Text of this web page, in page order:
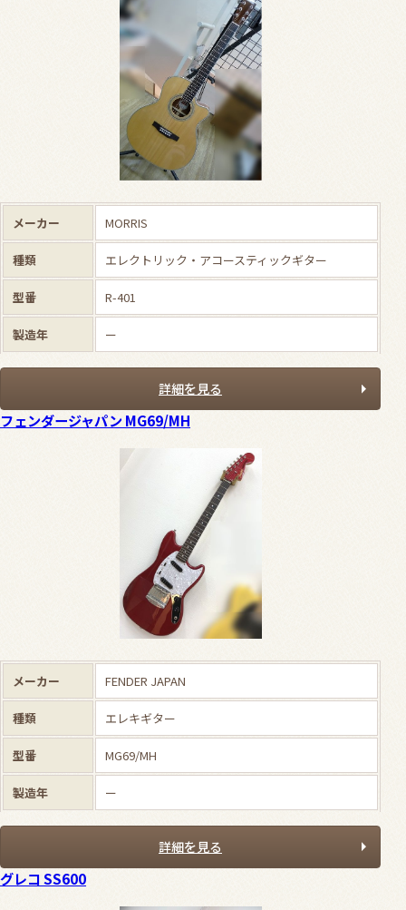
メーカー MORRIS
種類 エレクトリック・アコースティックギター
型番 R-401
製造年 ー
詳細を見る
フェンダージャパン MG69/MH
メーカー FENDER JAPAN
種類 エレキギター
型番 MG69/MH
製造年 ー
詳細を見る
グレコ SS600